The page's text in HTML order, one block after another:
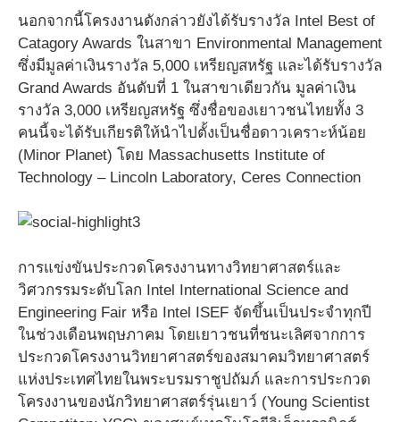
นอกจากนี้โครงงานดังกล่าวยังได้รับรางวัล Intel Best of
Catagory Awards ในสาขา Environmental Management
ซึ่งมีมูลค่าเงินรางวัล 5,000 เหรียญสหรัฐ และได้รับรางวัล
Grand Awards อันดับที่ 1 ในสาขาเดียวกัน มูลค่าเงิน
รางวัล 3,000 เหรียญสหรัฐ ซึ่งชื่อของเยาวชนไทยทั้ง 3
คนนี้จะได้รับเกียรติให้นำไปตั้งเป็นชื่อดาวเคราะห์น้อย
(Minor Planet) โดย Massachusetts Institute of
Technology – Lincoln Laboratory, Ceres Connection
การแข่งขันประกวดโครงงานทางวิทยาศาสตร์และ
วิศวกรรมระดับโลก Intel International Science and
Engineering Fair หรือ Intel ISEF จัดขึ้นเป็นประจำทุกปี
ในช่วงเดือนพฤษภาคม โดยเยาวชนที่ชนะเลิศจากการ
ประกวดโครงงานวิทยาศาสตร์ของสมาคมวิทยาศาสตร์
แห่งประเทศไทยในพระบรมราชูปถัมภ์ และการประกวด
โครงงานของนักวิทยาศาสตร์รุ่นเยาว์ (Young Scientist